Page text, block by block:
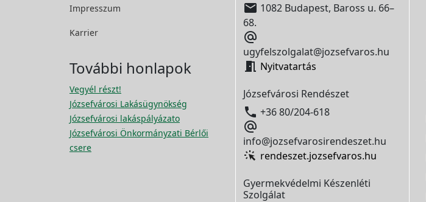
Impresszum
Karrier
További honlapok
Vegyél részt!
Józsefvárosi Lakásügynökség
Józsefvárosi lakáspályázato
Józsefvárosi Önkormányzati Bérlői
csere
 1082 Budapest, Baross u. 66–
68.

ugyfelszolgalat@jozsefvaros.hu
 Nyitvatartás
Józsefvárosi Rendészet
 +36 80/204-618

info@jozsefvarosirendeszet.hu
rendeszet.jozsefvaros.hu
Gyermekvédelmi Készenléti
Szolgálat